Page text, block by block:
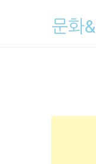
문화